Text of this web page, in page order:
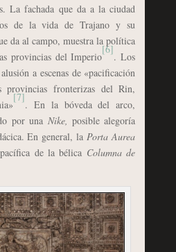
La fachada que da a la ciudad
de la vida de Trajano y su
da al campo, muestra la política
provincias del Imperio
[6]
. Los
a escenas de «pacificación
provincias fronterizas del Rin,
[7]
. En la bóveda del arco,
por una Nike, posible alegoría
En general, laPorta Aurea
de la bélica Columna de